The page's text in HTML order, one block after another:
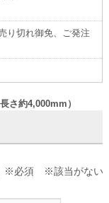
り切れ御免、ご発注
さ約4,000mm）